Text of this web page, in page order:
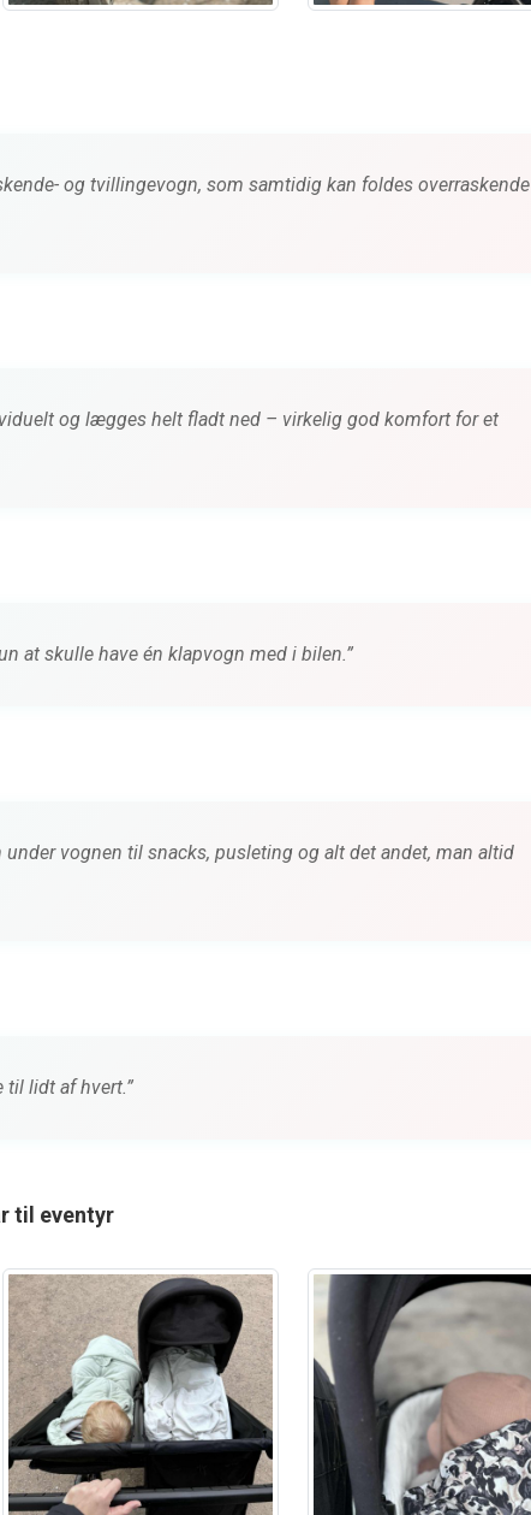
og tvillingevogn, som samtidig kan foldes overraskende
og lægges helt fladt ned – virkelig god komfort for et
at skulle have én klapvogn med i bilen.”
under vognen til snacks, pusleting og alt det andet, man altid
til lidt af hvert.”
til eventyr